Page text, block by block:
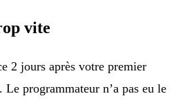
vite
2 jours après votre premier
Le programmateur n’a pas eu le